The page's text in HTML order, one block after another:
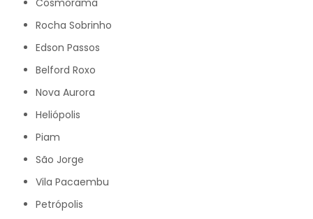
Cosmorama
Rocha Sobrinho
Edson Passos
Belford Roxo
Nova Aurora
Heliópolis
Piam
São Jorge
Vila Pacaembu
Petrópolis